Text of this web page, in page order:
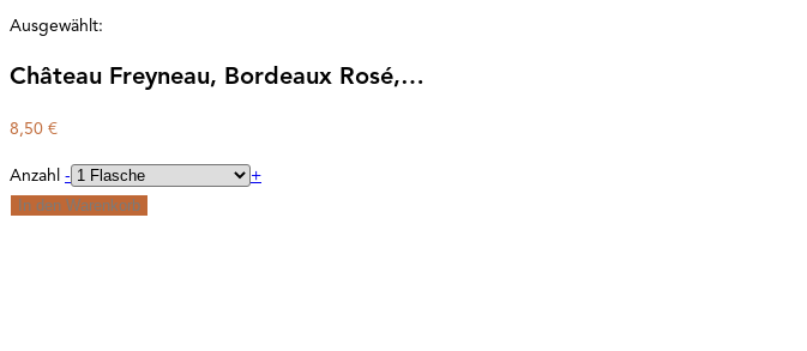
Ausgewählt:
Château Freyneau, Bordeaux Rosé,…
8,50 €
Anzahl - +
In den Warenkorb